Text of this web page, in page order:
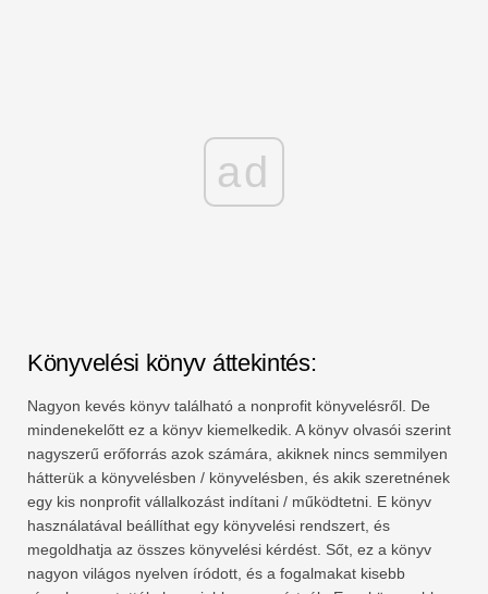
ad
Könyvelési könyv áttekintés:
Nagyon kevés könyv található a nonprofit könyvelésről. De
mindenekelőtt ez a könyv kiemelkedik. A könyv olvasói szerint
nagyszerű erőforrás azok számára, akiknek nincs semmilyen
hátterük a könyvelésben / könyvelésben, és akik szeretnének
egy kis nonprofit vállalkozást indítani / működtetni. E könyv
használatával beállíthat egy könyvelési rendszert, és
megoldhatja az összes könyvelési kérdést. Sőt, ez a könyv
nagyon világos nyelven íródott, és a fogalmakat kisebb